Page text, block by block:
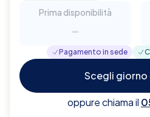
Prima disponibilità
-
Pagamento in sede
Scegli giorno
oppure chiama il